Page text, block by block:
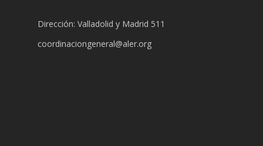
Dirección: Valladolid y Madrid 511
coordinaciongeneral@aler.org